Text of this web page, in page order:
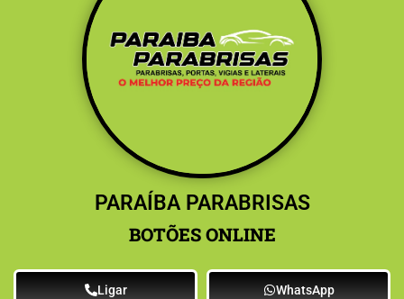
PARAÍBA PARABRISAS
BOTÕES ONLINE
Ligar WhatsApp